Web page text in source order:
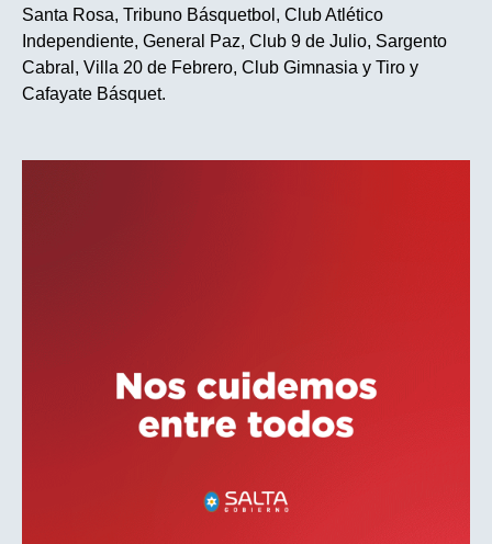
Santa Rosa, Tribuno Básquetbol, Club Atlético
Independiente, General Paz, Club 9 de Julio, Sargento
Cabral, Villa 20 de Febrero, Club Gimnasia y Tiro y
Cafayate Básquet.